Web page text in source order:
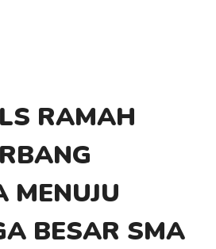
RAMAH
MENUJU
BESAR SMA